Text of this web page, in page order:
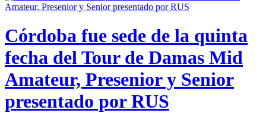
Córdoba fue sede de la quinta
fecha del Tour de Damas Mid
Amateur, Presenior y Senior
presentado por RUS